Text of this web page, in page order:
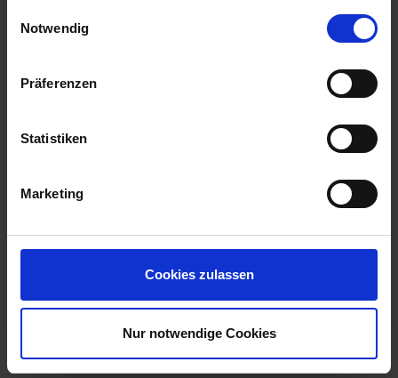
Notwendig
Präferenzen
Statistiken
Marketing
Cookies zulassen
Nur notwendige Cookies
01.00 Uhr
Worms / Deutschland
07.00 Uhr
Mainz / Deutschland
16.00 Uhr
14.04.2027 - Mittwoch
Köln / Deutschland
- Ausschiffung bis 09:00 Uhr -
07.00 Uhr